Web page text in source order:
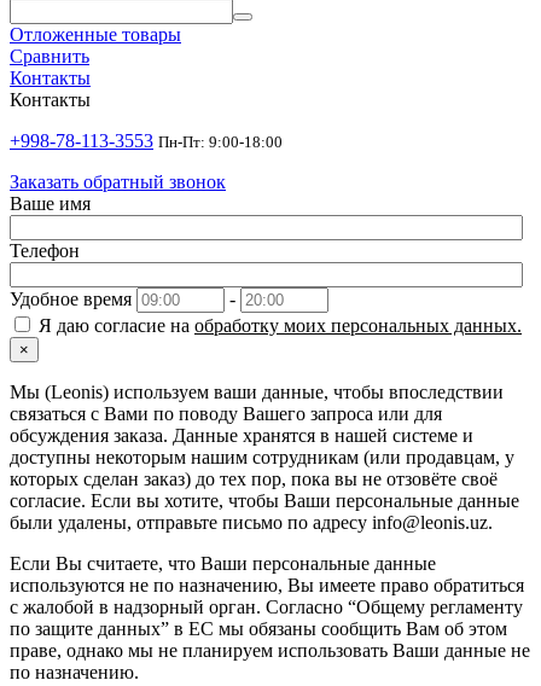
Отложенные товары
Сравнить
Контакты
Контакты
+998-78-113-3553 Пн-Пт: 9:00-18:00
Заказать обратный звонок
Ваше имя
Телефон
Удобное время
-
Я даю согласие на обработку моих персональных данных.
×
Мы (Leonis) используем ваши данные, чтобы впоследствии
связаться с Вами по поводу Вашего запроса или для
обсуждения заказа. Данные хранятся в нашей системе и
доступны некоторым нашим сотрудникам (или продавцам, у
которых сделан заказ) до тех пор, пока вы не отзовёте своё
согласие. Если вы хотите, чтобы Ваши персональные данные
были удалены, отправьте письмо по адресу info@leonis.uz.
Если Вы считаете, что Ваши персональные данные
используются не по назначению, Вы имеете право обратиться
с жалобой в надзорный орган. Согласно “Общему регламенту
по защите данных” в ЕС мы обязаны сообщить Вам об этом
праве, однако мы не планируем использовать Ваши данные не
по назначению.